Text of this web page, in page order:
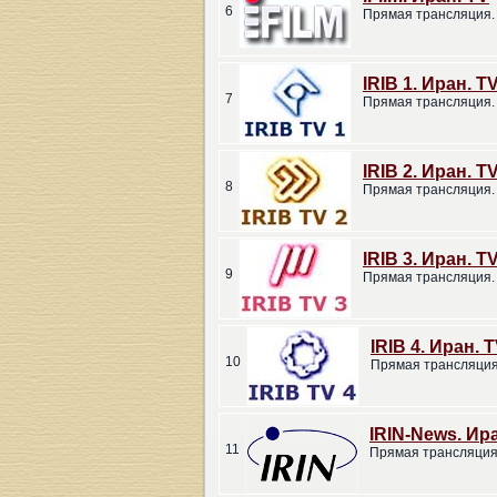
6
Прямая трансляция.
7
IRIB 1. Иран.
Прямая трансляция.
8
IRIB 2. Иран.
Прямая трансляция.
9
IRIB 3. Иран.
Прямая трансляция.
10
IRIB 4. Иран.
Прямая
11
IRIN-News.
Прямая